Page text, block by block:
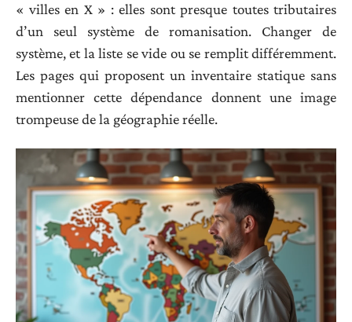
« villes en X » : elles sont presque toutes tributaires
d’un seul système de romanisation. Changer de
système, et la liste se vide ou se remplit différemment.
Les pages qui proposent un inventaire statique sans
mentionner cette dépendance donnent une image
trompeuse de la géographie réelle.